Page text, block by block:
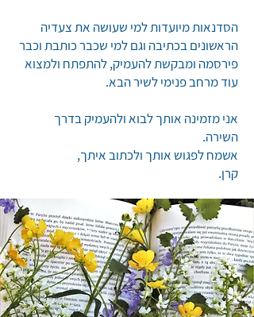
הסדנאות מיועדות למי שעושה את צעדיה
הראשונים בכתיבה וגם למי שכבר כותבת וכבר
פירסמה ומבקשת להעמיק, להתפתח ולמצוא
עוד מרחב פנימי לשיר הבא.
אני מזמינה אותך לבוא ולהעמיק בדרך
השירה.
אשמח לפגוש אותך ולכתוב איתך,
קרן.
מפגשים אישיים